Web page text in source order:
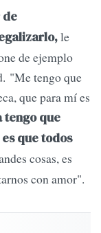
de
le
de ejemplo
"Me tengo que
que para mí es
tengo que
que todos
cosas, es
con amor".